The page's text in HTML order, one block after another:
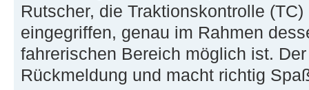
Rutscher, die Traktionskontrolle
eingegriffen, genau im Rahmen
fahrerischen Bereich möglich ist.
Rückmeldung und macht richtig